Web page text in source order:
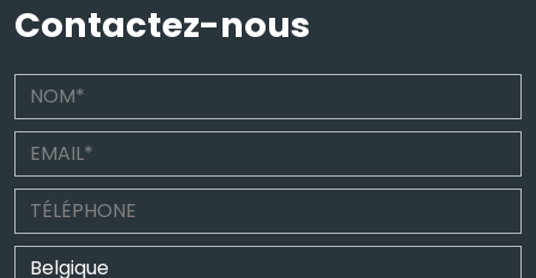
Contactez-nous